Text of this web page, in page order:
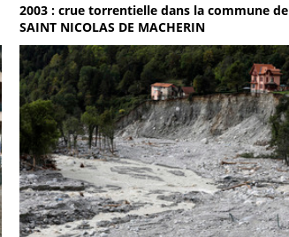
2003 : crue torrentielle dans la commune de
SAINT NICOLAS DE MACHERIN